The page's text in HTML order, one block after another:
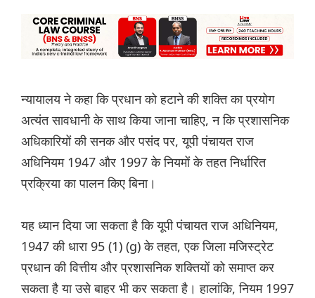
न्यायालय ने कहा कि प्रधान को हटाने की शक्ति का प्रयोग
अत्यंत सावधानी के साथ किया जाना चाहिए, न कि प्रशासनिक
अधिकारियों की सनक और पसंद पर, यूपी पंचायत राज
अधिनियम 1947 और 1997 के नियमों के तहत निर्धारित
प्रक्रिया का पालन किए बिना।
यह ध्यान दिया जा सकता है कि यूपी पंचायत राज अधिनियम,
1947 की धारा 95 (1) (g) के तहत, एक जिला मजिस्ट्रेट
प्रधान की वित्तीय और प्रशासनिक शक्तियों को समाप्त कर
सकता है या उसे बाहर भी कर सकता है। हालांकि, नियम 1997